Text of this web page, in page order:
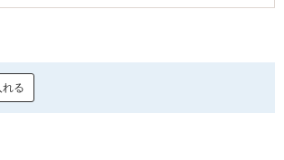
れる